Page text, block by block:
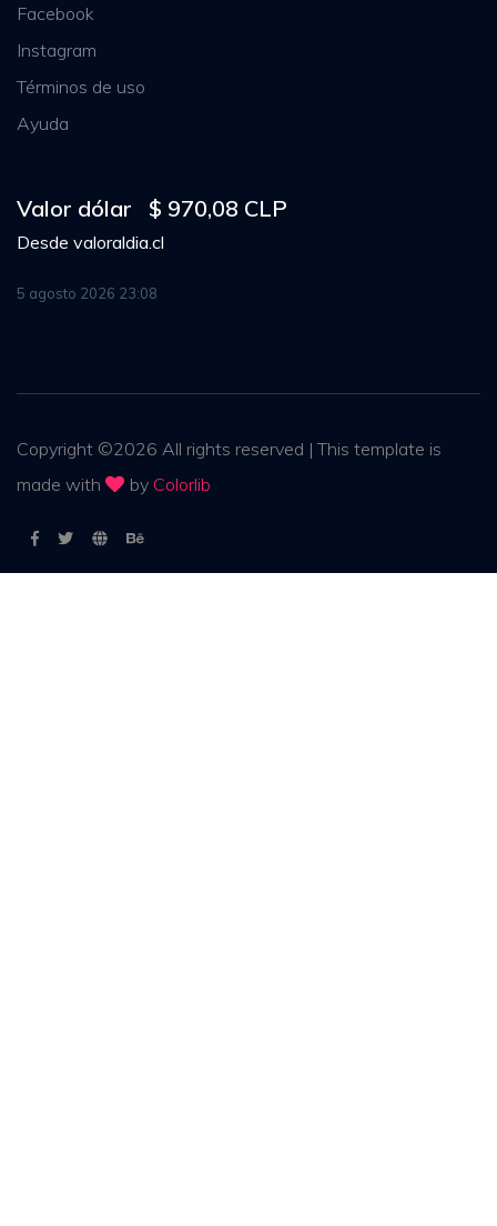
Facebook
Instagram
Términos de uso
Ayuda
Valor dólar $ 970,08 CLP
Desde valoraldia.cl
5 agosto 2026 23:08
Copyright ©2026 All rights reserved | This template is
made with
by Colorlib